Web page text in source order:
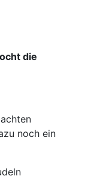
die
noch ein